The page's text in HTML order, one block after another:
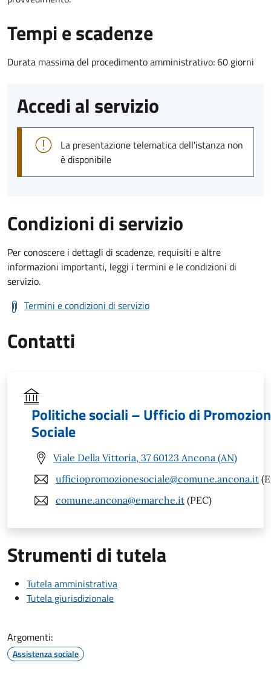
Tempi e scadenze
Durata massima del procedimento amministrativo: 60 giorni
Accedi al servizio
La presentazione telematica dell'istanza non
è disponibile
Condizioni di servizio
Per conoscere i dettagli di scadenze, requisiti e altre
informazioni importanti, leggi i termini e le condizioni di
servizio.
Termini e condizioni di servizio
Contatti
Politiche sociali – Ufficio di
Sociale
Viale Della Vittoria, 37 60123 Ancona (AN)
ufficiopromozionesociale@comune.ancona.it
comune.ancona@emarche.it (PEC)
Strumenti di tutela
Tutela amministrativa
Tutela giurisdizionale
Argomenti:
Assistenza sociale